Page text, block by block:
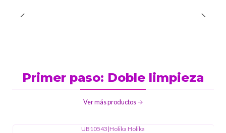
Primer paso: Doble limpieza
Ver más productos
UB10543|Holika Holika